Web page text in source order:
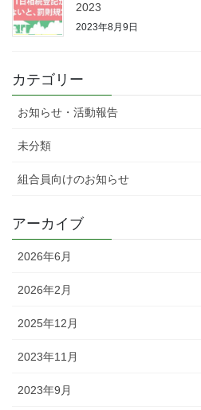
2023
2023年8月9日
カテゴリー
お知らせ・活動報告
未分類
組合員向けのお知らせ
アーカイブ
2026年6月
2026年2月
2025年12月
2023年11月
2023年9月